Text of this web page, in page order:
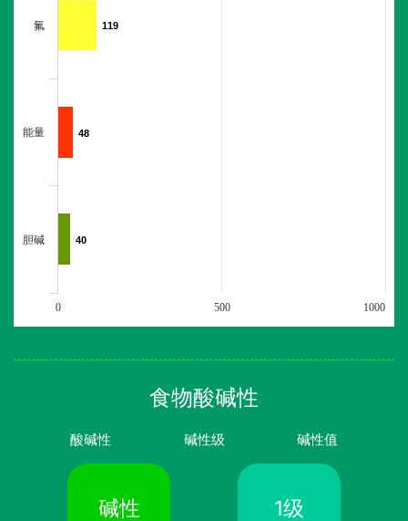
119
119
48
48
40
40
氟
能量
胆碱
0 500 1000
食物酸碱性
酸碱性 碱性级 碱性值
碱性 1级